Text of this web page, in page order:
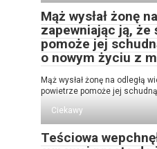
Mąż wysłał żonę
zapewniając ją, że
pomoże jej
o nowym życiu z
Mąż wysłał żonę na odległą
powietrze pomoże jej
Ciekawy
Teściowa